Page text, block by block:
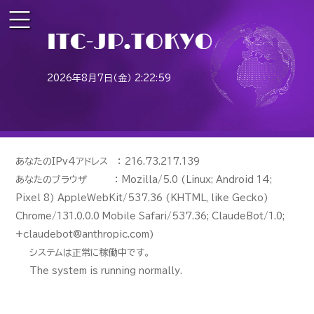
2026年8月7日（金） 2:22:59
システムは正常に稼働中です。
The system is running normally.
あなたのIPv4アドレス ： 216.73.217.139
あなたのブラウザ ： Mozilla/5.0 (Linux; Android 14;
Pixel 8) AppleWebKit/537.36 (KHTML, like Gecko)
Chrome/131.0.0.0 Mobile Safari/537.36; ClaudeBot/1.0;
+claudebot@anthropic.com)